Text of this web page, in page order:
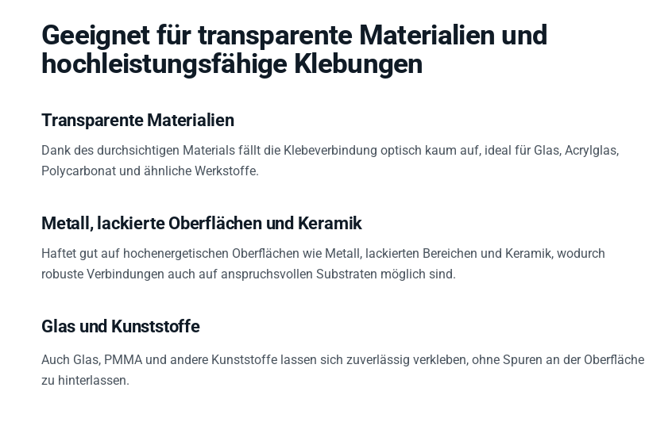
Geeignet für transparente Materialien und
hochleistungsfähige Klebungen
Transparente Materialien
Dank des durchsichtigen Materials fällt die Klebeverbindung optisch kaum auf, ideal für Glas, Acrylglas,
Polycarbonat und ähnliche Werkstoffe.
Metall, lackierte Oberflächen und Keramik
Haftet gut auf hochenergetischen Oberflächen wie Metall, lackierten Bereichen und Keramik, wodurch
robuste Verbindungen auch auf anspruchsvollen Substraten möglich sind.
Glas und Kunststoffe
Auch Glas, PMMA und andere Kunststoffe lassen sich zuverlässig verkleben, ohne Spuren an der Oberfläche
zu hinterlassen.